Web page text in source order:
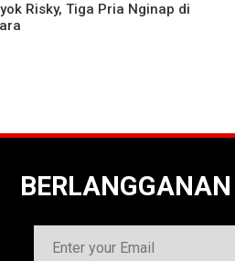
Risky, Tiga Pria Nginap di
BERLANGGANAN